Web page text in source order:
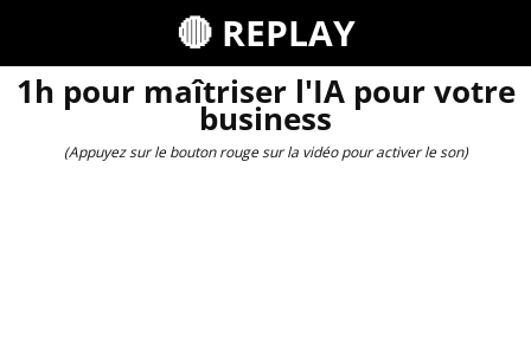
🔴 REPLAY
1h pour maîtriser l'IA pour votre
business
(Appuyez sur le bouton rouge sur la vidéo pour activer le son)